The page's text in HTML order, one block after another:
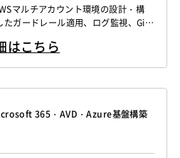
マルチアカウント環境の設計・構
ガードレール適用、ログ監視、Git
はこちら
365・AVD・Azure基盤構築